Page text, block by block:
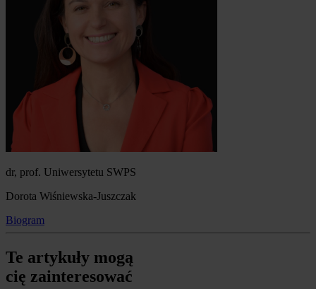
dr, prof. Uniwersytetu SWPS
Dorota Wiśniewska-Juszczak
Biogram
Te artykuły mogą
cię zainteresować